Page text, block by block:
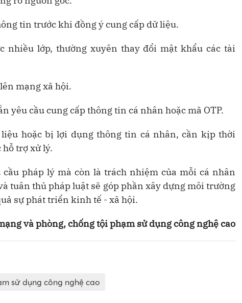
tin trước khi đồng ý cung cấp dữ liệu.
nhiều lớp, thường xuyên thay đổi mật khẩu các tài
mạng xã hội.
yêu cầu cung cấp thông tin cá nhân hoặc mã OTP.
hoặc bị lợi dụng thông tin cá nhân, cần kịp thời
hỗ trợ xử lý.
pháp lý mà còn là trách nhiệm của mỗi cá nhân
tuân thủ pháp luật sẽ góp phần xây dựng môi trường
sự phát triển kinh tế - xã hội.
và phòng, chống tội phạm sử dụng công nghệ cao
sử dụng công nghệ cao